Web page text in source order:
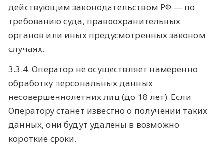
действующим законодательством РФ — по
требованию суда, правоохранительных
органов или иных предусмотренных законом
случаях.
3.3.4. Оператор не осуществляет намеренно
обработку персональных данных
несовершеннолетних лиц (до 18 лет). Если
Оператору станет известно о получении таких
данных, они будут удалены в возможно
короткие сроки.